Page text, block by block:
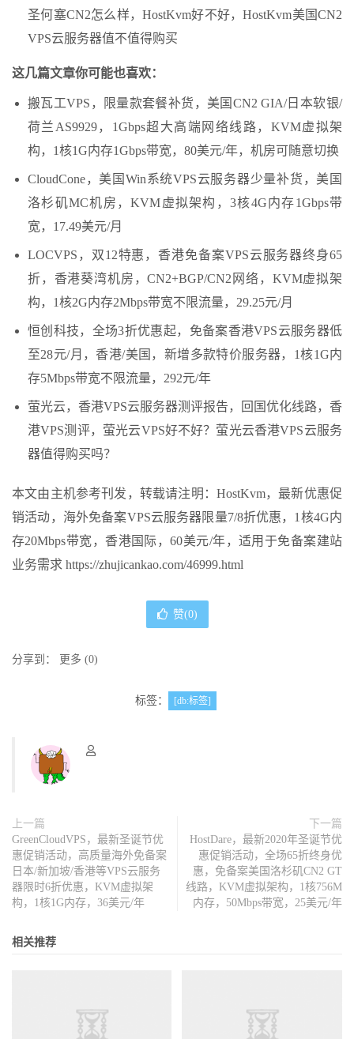
圣何塞CN2怎么样，HostKvm好不好，HostKvm美国CN2
VPS云服务器值不值得购买
这几篇文章你可能也喜欢：
搬瓦工VPS，限量款套餐补货，美国CN2 GIA/日本软银/
荷兰AS9929，1Gbps超大高端网络线路，KVM虚拟架
构，1核1G内存1Gbps带宽，80美元/年，机房可随意切换
CloudCone，美国Win系统VPS云服务器少量补货，美国
洛杉矶MC机房，KVM虚拟架构，3核4G内存1Gbps带
宽，17.49美元/月
LOCVPS，双12特惠，香港免备案VPS云服务器终身65
折，香港葵湾机房，CN2+BGP/CN2网络，KVM虚拟架
构，1核2G内存2Mbps带宽不限流量，29.25元/月
恒创科技，全场3折优惠起，免备案香港VPS云服务器低
至28元/月，香港/美国，新增多款特价服务器，1核1G内
存5Mbps带宽不限流量，292元/年
萤光云，香港VPS云服务器测评报告，回国优化线路，香
港VPS测评，萤光云VPS好不好？萤光云香港VPS云服务
器值得购买吗？
本文由主机参考刊发，转载请注明：HostKvm，最新优惠促
销活动，海外免备案VPS云服务器限量7/8折优惠，1核4G内
存20Mbps带宽，香港国际，60美元/年，适用于免备案建站
业务需求 https://zhujicankao.com/46999.html
赞(0)
分享到： 更多 (0)
标签： [db:标签]
上一篇
GreenCloudVPS，最新圣诞节优
惠促销活动，高质量海外免备案
日本/新加坡/香港等VPS云服务
器限时6折优惠，KVM虚拟架
构，1核1G内存，36美元/年
下一篇
HostDare，最新2020年圣诞节优
惠促销活动，全场65折终身优
惠，免备案美国洛杉矶CN2 GT
线路，KVM虚拟架构，1核756M
内存，50Mbps带宽，25美元/年
相关推荐